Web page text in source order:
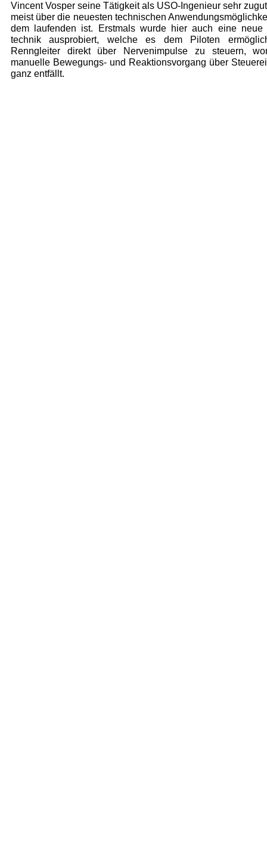
Vincent Vosper seine Tätigkeit als USO-Ingenieur sehr
meist über die neuesten technischen
dem laufenden ist. Erstmals wurde hier auch eine
technik ausprobiert, welche es dem Piloten
Renngleiter direkt über Nervenimpulse zu steuern,
manuelle Bewegungs- und Reaktionsvorgang über
ganz entfällt.